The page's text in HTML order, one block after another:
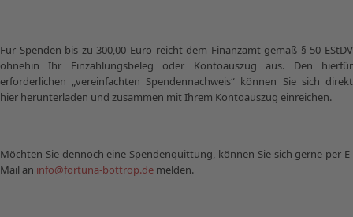
Für Spenden bis zu 300,00 Euro reicht dem Finanzamt gemäß § 50 EStDV
ohnehin Ihr Einzahlungsbeleg oder Kontoauszug aus. Den hierfür
erforderlichen „vereinfachten Spendennachweis“ können Sie sich direkt
hier herunterladen und zusammen mit Ihrem Kontoauszug einreichen.
Möchten Sie dennoch eine Spendenquittung, können Sie sich gerne per E-
Mail an info@fortuna-bottrop.de melden.